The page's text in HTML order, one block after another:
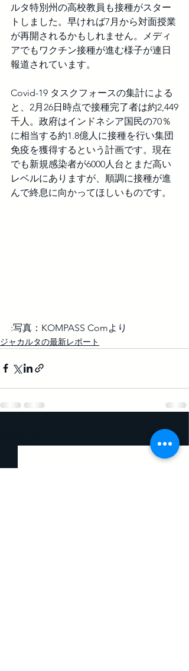
ルタ特別州の高校教員も接種がスター
トしました。早ければ7月から対面授業
が再開されるかもしれません。メディ
アでもワクチン接種が進む様子が連日
報道されています。
Covid-19 タスクフォースの集計による
と、2月26日時点で接種完了者は約2,449
千人。政府はインドネシア国民の70％
に相当する約1.8億人に接種を行い集団
免疫を獲得するという計画です。現在
でも新規感染者が6000人台とまだ高い
レベルにありますが、順調に接種が進
んで終息に向かってほしいものです。
:写真：KOMPASS Comより
ジャカルタの最新レポート
すべて表示